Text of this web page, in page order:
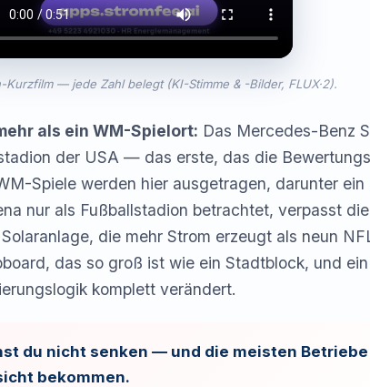
Kurzfilm — jede Zahl belegt (KI-Stimme & -Bilder, FLUX·2).
als ein WM-Spielort: Das Mercedes-Benz
der USA — das erste, das die
Spiele werden hier ausgetragen, darunter ein
nur als Fußballstadion betrachtet, verpasst
die mehr Strom erzeugt als neun
das so groß ist wie ein Stadtblock, und
komplett verändert.
du nicht senken — und die meisten
bekommen.